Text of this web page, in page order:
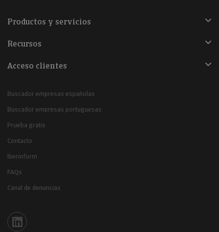
Productos y servicios
Recursos
Acceso clientes
Buscador empresas españolas
Buscador empresas portuguesas
Prueba gratis
Contacto
Iberinform
FAQs
Canal de denuncias
Iberinform en Linkedin